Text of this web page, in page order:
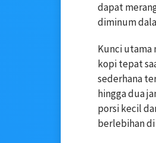
dapat
diminum
Kunci utama
kopi tepat
sederhana
hingga dua
porsi kecil
berlebihan di